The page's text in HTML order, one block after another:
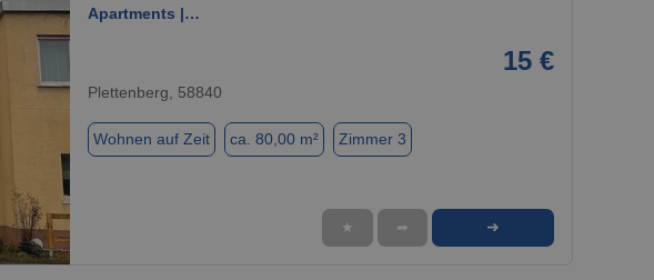
1 / 8
Apartments |…
15 €
Plettenberg, 58840
Wohnen auf Zeit ca. 80,00 m² Zimmer 3
★ ➦ ➜